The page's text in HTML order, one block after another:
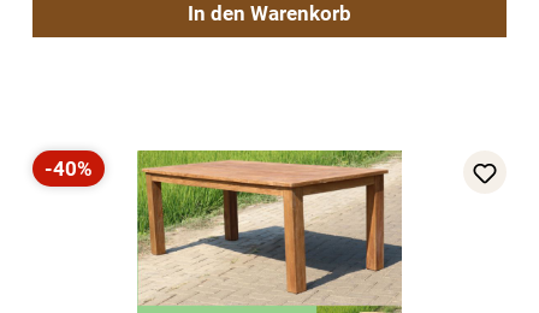
In den Warenkorb
Rabatt
-40%